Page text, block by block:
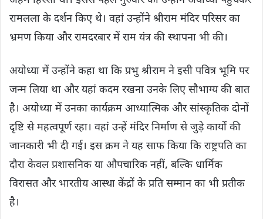
रामलला के दर्शन किए थे। वहां उन्होंने श्रीराम मंदिर परिसर का
भ्रमण किया और रामदरबार में राम यंत्र की स्थापना भी की।
अयोध्या में उन्होंने कहा था कि प्रभु श्रीराम ने इसी पवित्र भूमि पर
जन्म लिया था और यहां कदम रखना उनके लिए सौभाग्य की बात
है। अयोध्या में उनका कार्यक्रम आध्यात्मिक और सांस्कृतिक दोनों
दृष्टि से महत्वपूर्ण रहा। वहां उन्हें मंदिर निर्माण से जुड़े कार्यों की
जानकारी भी दी गई। इस क्रम ने यह साफ किया कि राष्ट्रपति का
दौरा केवल प्रशासनिक या औपचारिक नहीं, बल्कि धार्मिक
विरासत और भारतीय आस्था केंद्रों के प्रति सम्मान का भी प्रतीक
है।